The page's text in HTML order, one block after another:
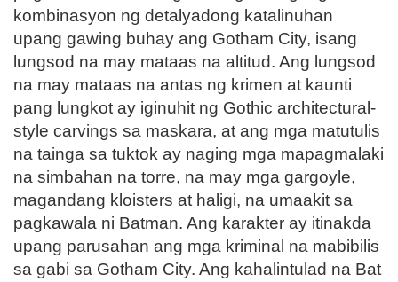
kombinasyon ng detalyadong katalinuhan
upang gawing buhay ang Gotham City, isang
lungsod na may mataas na altitud. Ang lungsod
na may mataas na antas ng krimen at kaunti
pang lungkot ay iginuhit ng Gothic architectural-
style carvings sa maskara, at ang mga matutulis
na tainga sa tuktok ay naging mga mapagmalaki
na simbahan na torre, na may mga gargoyle,
magandang kloisters at haligi, na umaakit sa
pagkawala ni Batman. Ang karakter ay itinakda
upang parusahan ang mga kriminal na mabibilis
sa gabi sa Gotham City. Ang kahalintulad na Bat